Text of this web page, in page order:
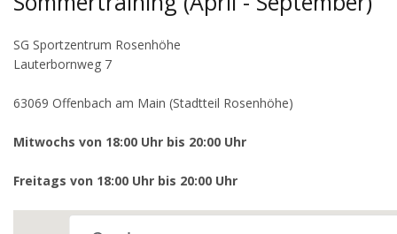
SG Sportzentrum Rosenhöhe
Lauterbornweg 7
63069 Offenbach am Main (Stadtteil Rosenhöhe)
Mitwochs von 18:00 Uhr bis 20:00 Uhr
Freitags von 18:00 Uhr bis 20:00 Uhr